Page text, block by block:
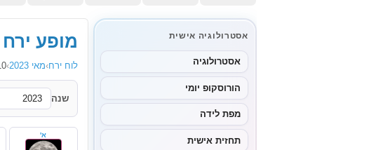
אסטרולוגיה אישית
אסטרולוגיה
הורוסקופ יומי
מפת לידה
תחזית אישית
מופע ירח —
לוח ירח›מאי 2023 ›
10
שנה
א'